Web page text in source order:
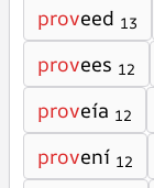
proveed 13
provees 12
proveía 12
provení 12